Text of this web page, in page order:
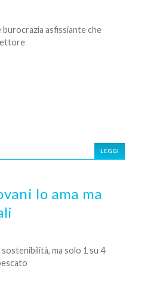
asfissiante che
LEGGI
lo ama ma
ma solo 1 su 4